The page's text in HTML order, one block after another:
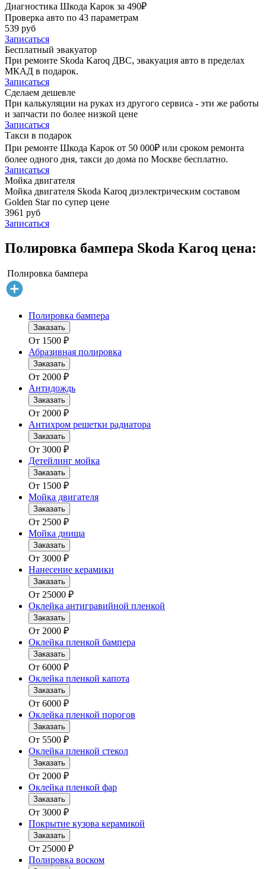
Диагностика Шкода Карок за 490₽
Проверка авто по 43 параметрам
539 руб
Записаться
Бесплатный эвакуатор
При ремонте Skoda Karoq ДВС, эвакуация авто в пределах
МКАД в подарок.
Записаться
Сделаем дешевле
При калькуляции на руках из другого сервиса - эти же работы
и запчасти по более низкой цене
Записаться
Такси в подарок
При ремонте Шкода Карок от 50 000₽ или сроком ремонта
более одного дня, такси до дома по Москве бесплатно.
Записаться
Мойка двигателя
Мойка двигателя Skoda Karoq диэлектрическим составом
Golden Star по супер цене
3961 руб
Записаться
Полировка бампера Skoda Karoq цена:
Полировка бампера
Полировка бампера
Заказать
От 1500 ₽
Абразивная полировка
Заказать
От 2000 ₽
Антидождь
Заказать
От 2000 ₽
Антихром решетки радиатора
Заказать
От 3000 ₽
Детейлинг мойка
Заказать
От 1500 ₽
Мойка двигателя
Заказать
От 2500 ₽
Мойка днища
Заказать
От 3000 ₽
Нанесение керамики
Заказать
От 25000 ₽
Оклейка антигравийной пленкой
Заказать
От 2000 ₽
Оклейка пленкой бампера
Заказать
От 6000 ₽
Оклейка пленкой капота
Заказать
От 6000 ₽
Оклейка пленкой порогов
Заказать
От 5500 ₽
Оклейка пленкой стекол
Заказать
От 2000 ₽
Оклейка пленкой фар
Заказать
От 3000 ₽
Покрытие кузова керамикой
Заказать
От 25000 ₽
Полировка воском